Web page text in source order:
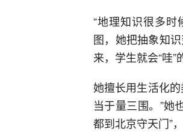
“地理知识很多
图，她把抽象知
来，学生就会“哇
她擅长用生活化
当于量三围。”她
都到北京守天门”